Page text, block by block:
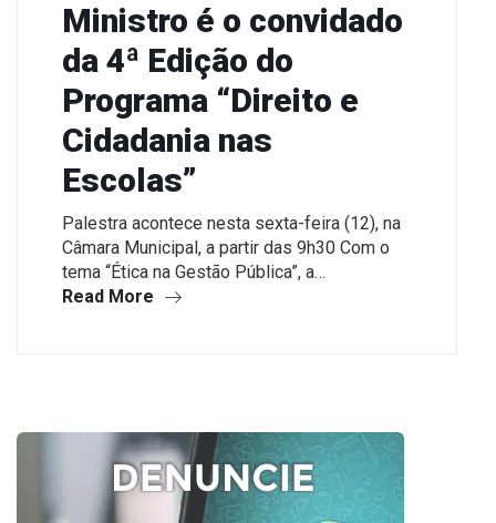
Ministro é o convidado
da 4ª Edição do
Programa “Direito e
Cidadania nas
Escolas”
Palestra acontece nesta sexta-feira (12), na
Câmara Municipal, a partir das 9h30 Com o
tema “Ética na Gestão Pública”, a…
Read More